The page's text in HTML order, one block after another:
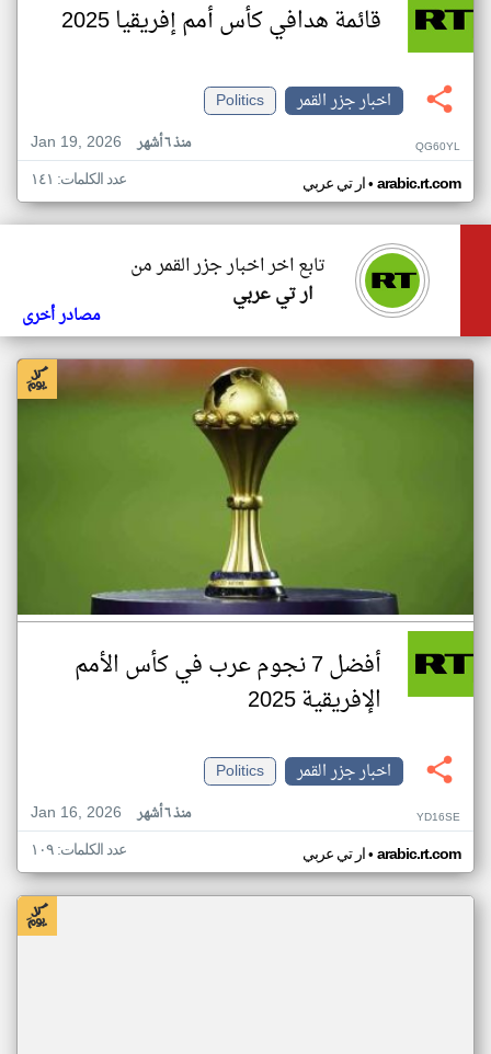
قائمة هدافي كأس أمم إفريقيا 2025
اخبار جزر القمر
Politics
Jan 19, 2026
منذ ٦ أشهر QG60YL
ار تي عربي• arabic.rt.com عدد الكلمات: ١٤١
تابع اخر اخبار جزر القمر من
ار تي عربي
مصادر أخرى
أفضل 7 نجوم عرب في كأس الأمم
الإفريقية 2025
اخبار جزر القمر
Politics
Jan 16, 2026
منذ ٦ أشهر YD16SE
ار تي عربي• arabic.rt.com عدد الكلمات: ١٠٩